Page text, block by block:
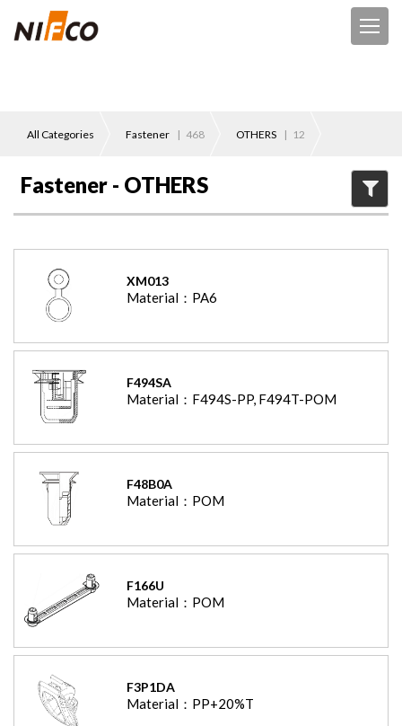
All Categories Fastener | 468 OTHERS | 12
Fastener - OTHERS
XM013
Material： PA6
F494SA
Material： F494S-PP, F494T-POM
F48B0A
Material： POM
F166U
Material： POM
F3P1DA
Material： PP+20%T